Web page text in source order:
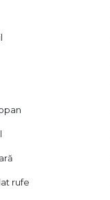
rufe